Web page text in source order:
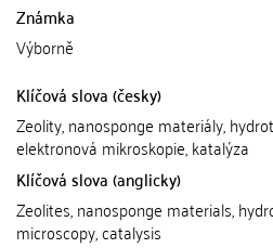
Známka
Výborně
Klíčová slova (česky)
Zeolity, nanosponge materiály,
elektronová mikroskopie, katalýza
Klíčová slova (anglicky)
Zeolites, nanosponge materials,
microscopy, catalysis